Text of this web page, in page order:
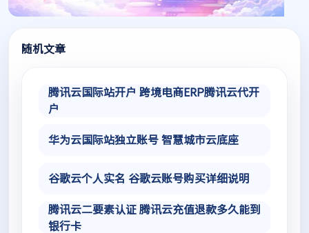
随机文章
腾讯云国际站开户 跨境电商ERP腾讯云代开
户
华为云国际站独立账号 智慧城市云底座
谷歌云个人实名 谷歌云账号购买详细说明
腾讯云二要素认证 腾讯云充值退款多久能到
银行卡